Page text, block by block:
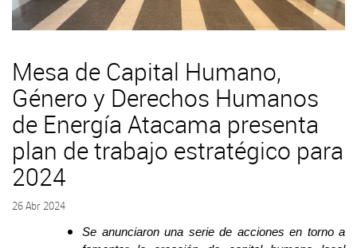
Mesa de Capital Humano,
Género y Derechos Humanos
de Energía Atacama presenta
plan de trabajo estratégico para
2024
26 Abr 2024
Se anunciaron una serie de acciones en torno a